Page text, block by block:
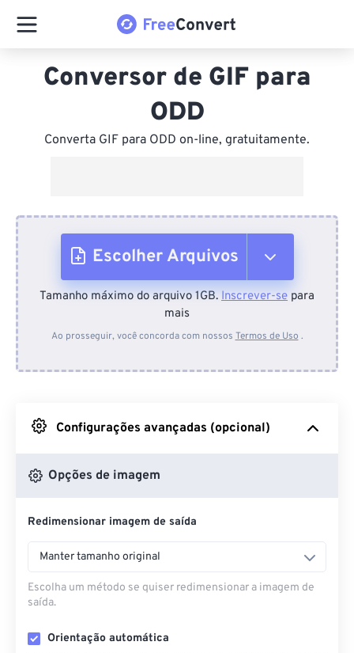
Conversor de GIF para
ODD
Converta GIF para ODD on-line, gratuitamente.
Escolher Arquivos
Do dispositivo
Do Google Drive
Do OneDrive
Da URL
Tamanho máximo do arquivo 1GB. Inscrever-se para
mais
Ao prosseguir, você concorda com nossos Termos de Uso .
Configurações avançadas (opcional)
Opções de imagem
Redimensionar imagem de saída
Manter tamanho original
Escolha um método se quiser redimensionar a imagem de
saída.
Orientação automática